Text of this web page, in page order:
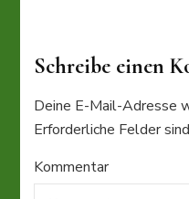
Schreibe einen
Deine E-Mail-Adresse
Erforderliche Felder
Kommentar